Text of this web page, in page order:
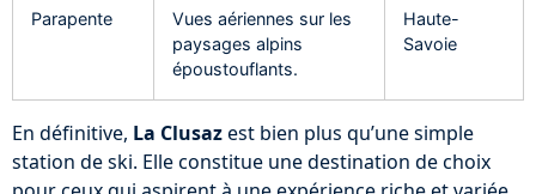
Parapente
Vues aériennes sur les
paysages alpins
époustouflants.
Haute-
Savoie
En définitive, La Clusazest bien plus qu’une simple
station de ski. Elle constitue une destination de choix